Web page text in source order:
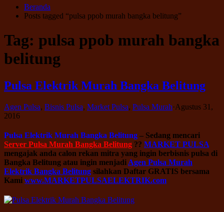
Beranda
Posts tagged “pulsa ppob murah bangka belitung”
Tag: pulsa ppob murah bangka
belitung
Pulsa Elektrik Murah Bangka Belitung
Agen Pulsa, Bisnis Pulsa, Market Pulsa, Pulsa Murah·Agustus 31,
2016
Pulsa Elektrik Murah Bangka Belitung – Sedang mencari
Server Pulsa Murah Bangka Belitung ?? MARKET PULSA
mengajak anda calon rekan mitra yang ingin berbisnis pulsa di
Bangka Belitung atau ingin menjadi Agen Pulsa Murah
Elektrik Bangka Belitung silahkan Daftar GRATIS bersama
Kami www.MARKETPULSAELEKTRIK.com